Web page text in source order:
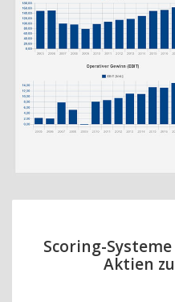
Scoring-
Aktien